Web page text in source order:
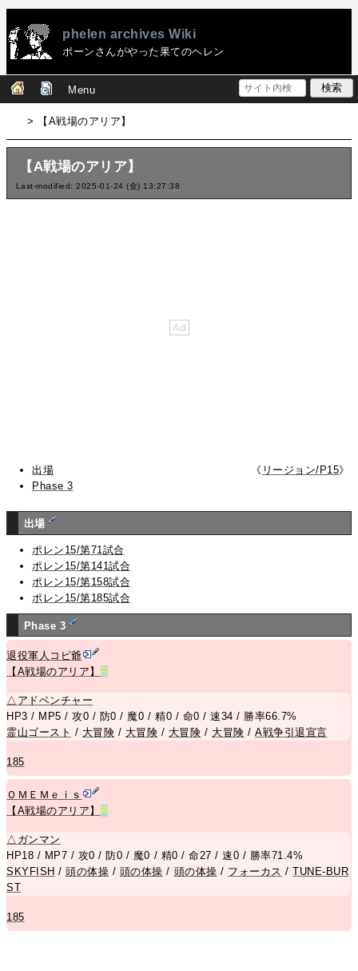
phelen archives Wiki
ポーンさんがやった果てのヘレン
Menu
> 【A戦場のアリア】
【A戦場のアリア】
Last-modified: 2025-01-24 (金) 13:27:38
出場
Phase 3
《 リージョン/P15》
出場
ポレン15/第71試合
ポレン15/第141試合
ポレン15/第158試合
ポレン15/第185試合
Phase 3
退役軍人コピ爺
【A戦場のアリア】
R
△ アドベンチャー
HP3 / MP5 / 攻0 / 防0 / 魔0 / 精0 / 命0 / 速34 / 勝率66.7%
霊山ゴースト / 大冒険 / 大冒険 / 大冒険 / 大冒険 /A戦争引退宣言
185
ＯＭＥＭｅｉｓ
【A戦場のアリア】
R
△ ガンマン
HP18 / MP7 / 攻0 / 防0 / 魔0 / 精0 / 命27 / 速0 / 勝率71.4%
SKYFISH /頭の体操 / 頭の体操 / 頭の体操 / フォーカス /TUNE-BUR
ST
185